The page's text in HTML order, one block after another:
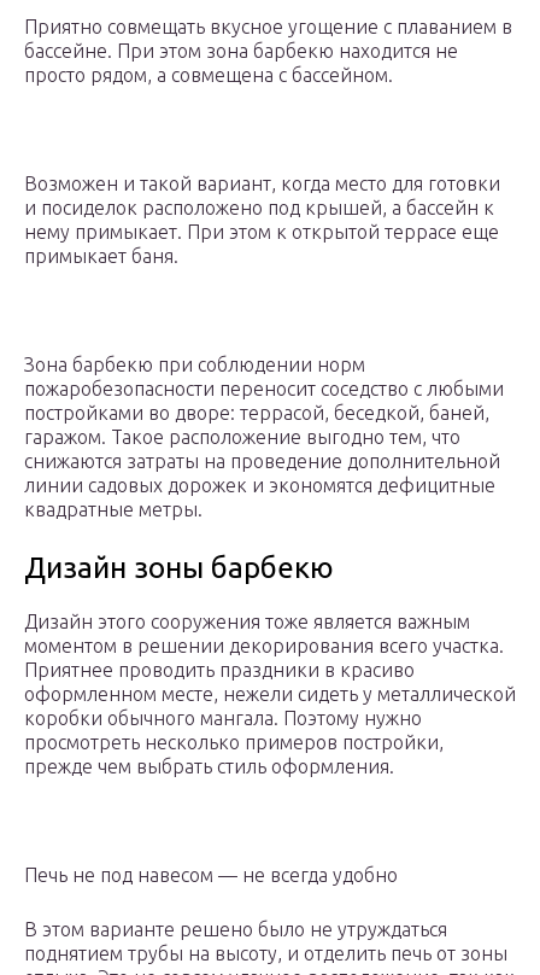
Приятно совмещать вкусное угощение с плаванием в
бассейне. При этом зона барбекю находится не
просто рядом, а совмещена с бассейном.
Возможен и такой вариант, когда место для готовки
и посиделок расположено под крышей, а бассейн к
нему примыкает. При этом к открытой террасе еще
примыкает баня.
Зона барбекю при соблюдении норм
пожаробезопасности переносит соседство с любыми
постройками во дворе: террасой, беседкой, баней,
гаражом. Такое расположение выгодно тем, что
снижаются затраты на проведение дополнительной
линии садовых дорожек и экономятся дефицитные
квадратные метры.
Дизайн зоны барбекю
Дизайн этого сооружения тоже является важным
моментом в решении декорирования всего участка.
Приятнее проводить праздники в красиво
оформленном месте, нежели сидеть у металлической
коробки обычного мангала. Поэтому нужно
просмотреть несколько примеров постройки,
прежде чем выбрать стиль оформления.
Печь не под навесом — не всегда удобно
В этом варианте решено было не утруждаться
поднятием трубы на высоту, и отделить печь от зоны